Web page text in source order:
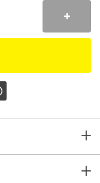
+
+